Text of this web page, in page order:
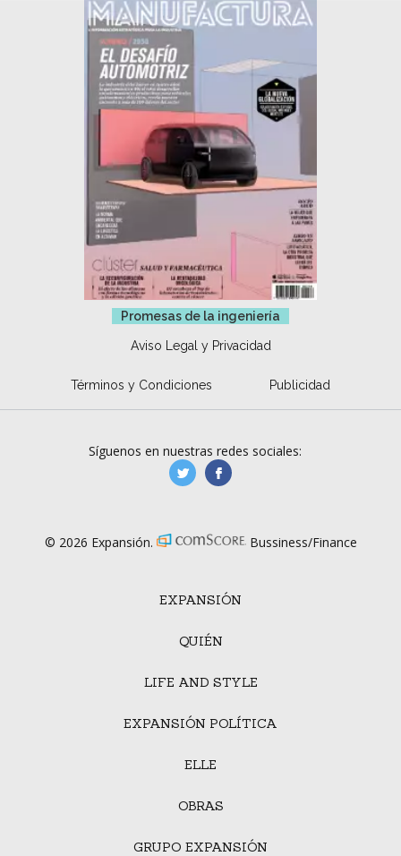
Promesas de la ingeniería
Aviso Legal y Privacidad
Términos y Condiciones Publicidad
EXPANSIÓN
QUIÉN
LIFE AND STYLE
EXPANSIÓN POLÍTICA
ELLE
OBRAS
GRUPO EXPANSIÓN
Síguenos en nuestras redes sociales:
manufacturaGE
© 2026 Expansión. Bussiness/Finance